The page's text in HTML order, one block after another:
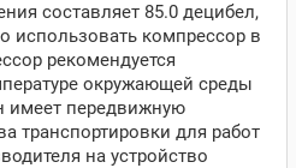
составляет 85.0 децибел,
использовать компрессор в
рекомендуется
окружающей среды
имеет передвижную
транспортировки для работ
на устройство